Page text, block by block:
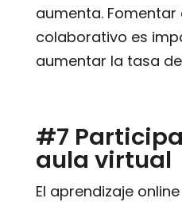
aumenta. Fomentar
colaborativo es
aumentar la tasa
#7
aula virtual
El aprendizaje